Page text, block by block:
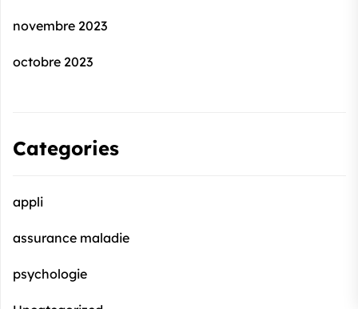
novembre 2023
octobre 2023
Categories
appli
assurance maladie
psychologie